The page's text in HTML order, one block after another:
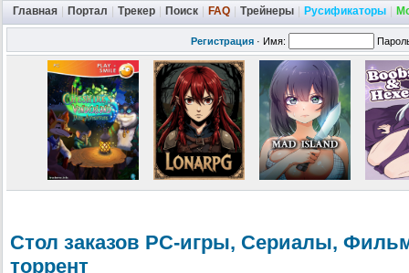
Главная Портал Трекер Поиск FAQ Трейнеры Русификаторы
Регистрация · Имя:
Стол заказов PC-игры, Cериалы,
торрент